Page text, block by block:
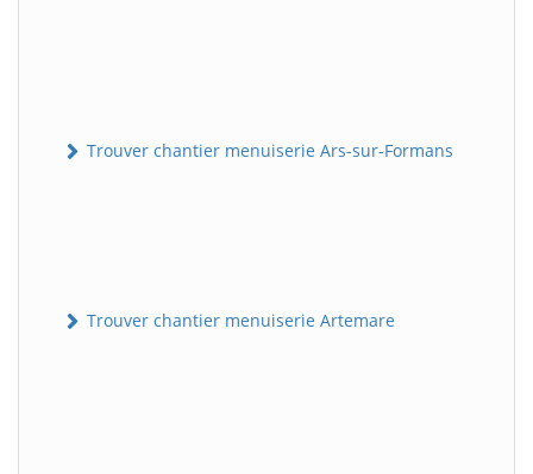
Trouver chantier menuiserie Ars-sur-Formans
Trouver chantier menuiserie Artemare